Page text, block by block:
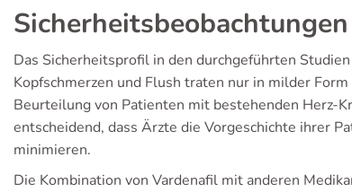
Sicherheitsbeobachtungen
Das Sicherheitsprofil in den durchgeführten
Kopfschmerzen und Flush traten nur in milder
Beurteilung von Patienten mit bestehenden Herz-
entscheidend, dass Ärzte die Vorgeschichte ihrer
minimieren.
Die Kombination von Vardenafil mit anderen